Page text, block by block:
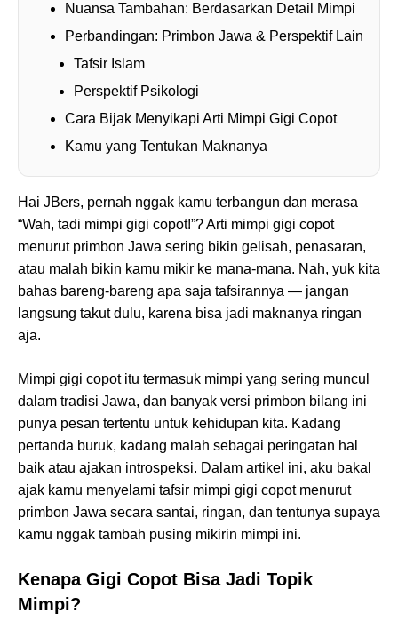
Nuansa Tambahan: Berdasarkan Detail Mimpi
Perbandingan: Primbon Jawa & Perspektif Lain
Tafsir Islam
Perspektif Psikologi
Cara Bijak Menyikapi Arti Mimpi Gigi Copot
Kamu yang Tentukan Maknanya
Hai JBers, pernah nggak kamu terbangun dan merasa
“Wah, tadi mimpi gigi copot!”? Arti mimpi gigi copot
menurut primbon Jawa sering bikin gelisah, penasaran,
atau malah bikin kamu mikir ke mana-mana. Nah, yuk kita
bahas bareng-bareng apa saja tafsirannya — jangan
langsung takut dulu, karena bisa jadi maknanya ringan
aja.
Mimpi gigi copot itu termasuk mimpi yang sering muncul
dalam tradisi Jawa, dan banyak versi primbon bilang ini
punya pesan tertentu untuk kehidupan kita. Kadang
pertanda buruk, kadang malah sebagai peringatan hal
baik atau ajakan introspeksi. Dalam artikel ini, aku bakal
ajak kamu menyelami tafsir mimpi gigi copot menurut
primbon Jawa secara santai, ringan, dan tentunya supaya
kamu nggak tambah pusing mikirin mimpi ini.
Kenapa Gigi Copot Bisa Jadi Topik
Mimpi?